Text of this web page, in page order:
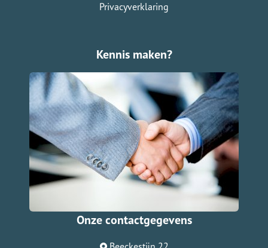
Privacyverklaring
Kennis maken?
Onze contactgegevens